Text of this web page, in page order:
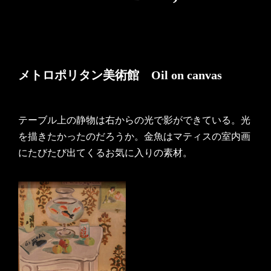
メトロポリタン美術館 Oil on canvas
テーブル上の静物は右からの光で影ができている。光
を描きたかったのだろうか。金魚はマティスの室内画
にたびたび出てくるお気に入りの素材。